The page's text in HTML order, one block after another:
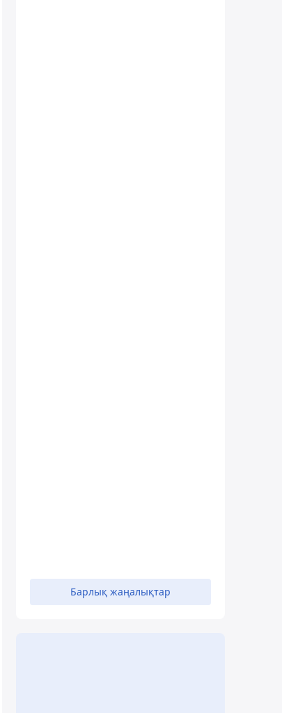
Барлық жаңалықтар